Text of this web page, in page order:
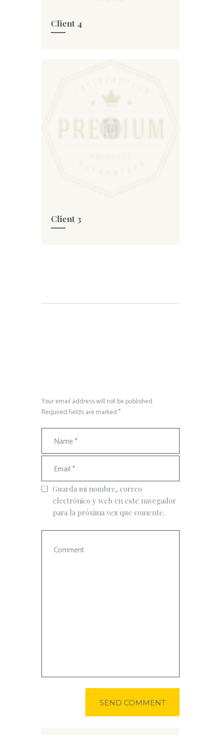
Client 4
Client 3
Your email address will not be published.
Required fields are marked *
Guarda mi nombre, correo
electrónico y web en este navegador
para la próxima vez que comente.